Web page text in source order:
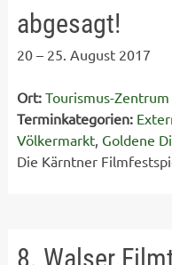
abgesagt!
20– 25. August 2017
Ort: Tourismus-
Terminkategorien:
Völkermarkt, Goldene
Die Kärntner
8. Walser